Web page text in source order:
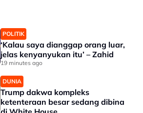
POLITIK
‘Kalau saya dianggap orang luar,
jelas kenyanyukan itu’ – Zahid
19 minutes ago
DUNIA
Trump dakwa kompleks
ketenteraan besar sedang dibina